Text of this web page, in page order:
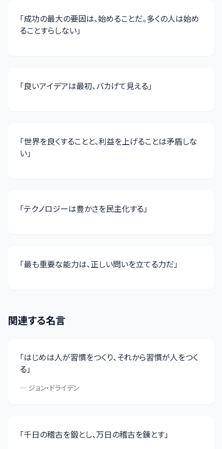
「成功の最大の要因は、始めることだ。多くの人は始め
ることすらしない」
「良いアイデアは最初、バカげて見える」
「世界を良くすることと、利益を上げることは矛盾しな
い」
「テクノロジーは豊かさを民主化する」
「最も重要な能力は、正しい問いを立てる力だ」
関連する名言
「はじめは人が習慣をつくり、それから習慣が人をつく
る」
— ジョン・ドライデン
「千日の稽古を鍛とし、万日の稽古を錬とす」